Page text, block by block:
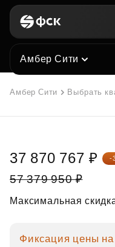
Амбер Сити
Амбер Сити Выбрать
57 379 950 ₽
37 870 767 ₽ -
Максимальная
Фиксация цены